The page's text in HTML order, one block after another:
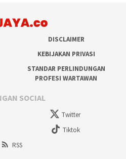
DISCLAIMER
KEBIJAKAN PRIVASI
STANDAR PERLINDUNGAN
PROFESI WARTAWAN
SOCIAL
Twitter
Tiktok
RSS